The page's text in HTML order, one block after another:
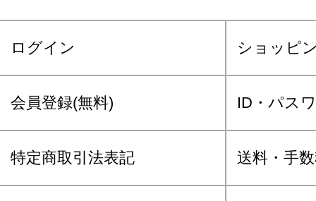
ログイン ショッピ
会員登録(無料) ID・パス
特定商取引法表記 送料・手